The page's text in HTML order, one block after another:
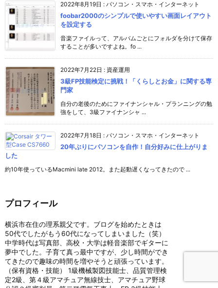
2022年8月19日 : パソコン・スマホ・インターネット
foobar2000のシンプルで使いやすい画面レイアウト
を設定する
音楽ファイルって、アルバムごとにフォルダを分けて保存
することが多いですよね。fo ...
2022年7月22日 : 資産運用
3級FP技能検定に挑戦！「くらしとお金」に関する専
門家
自分の老後のためにファイナンシャル・プランニングの勉
強をして、3級ファイナンシャ ...
2022年7月18日 : パソコン・スマホ・インターネット
20年ぶりにパソコンを自作！自分好みに仕上がりま
した
約10年使っているMacmini late 2012。また起動遅くなってきたので ...
プロフィール
横浜市在住の理系親父です。ブログを始めたときは
50代でしたがもう60代になってしまいました（笑）
中学時代は写真部、高校・大学は軽音楽部でギターに
夢中でした。子育て真っ最中ですが、少し時間ができ
てきたので趣味の時間を増やそうと頑張っています。
（保有資格・技能） 1級機械製図技能士、品質管理検
定2級、第４級アマチュア無線技士、アマチュア野球